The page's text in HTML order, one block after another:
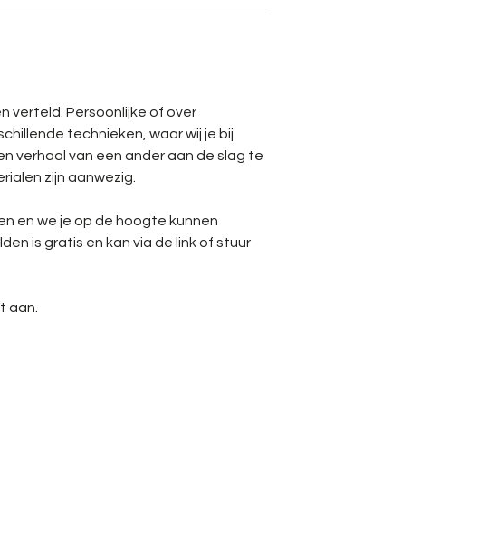
verteld. Persoonlijke of over
technieken, waar wij je bij
verhaal van een ander aan de slag te
zijn aanwezig.
en we je op de hoogte kunnen
is gratis en kan via de link of stuur
aan.